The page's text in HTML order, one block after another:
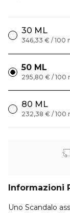
30 ML
346,33 € / 100
50 ML
295,80 € / 100
80 ML
232,38 € / 100
Informazioni
Uno Scandalo